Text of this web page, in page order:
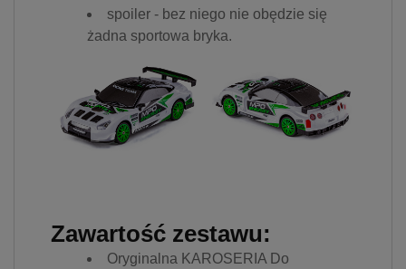
spoiler - bez niego nie obędzie się
żadna sportowa bryka.
Zawartość zestawu:
Oryginalna KAROSERIA Do
wykorzystywania przez nich
plików Cookies.
Wszelkie pytania oraz
zgłoszenia możesz kierować
od wyznaczonego
Inspektora Ochrony Danych,
pod adres